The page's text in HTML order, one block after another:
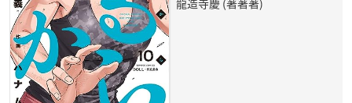
龍造寺慶 (著著著)